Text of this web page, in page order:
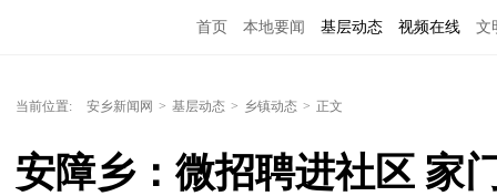
首页 本地要闻 基层动态 视频在线 文
当前位置: 安乡新闻网 > 基层动态 > 乡镇动态 > 正文
安障乡：微招聘进社区 家